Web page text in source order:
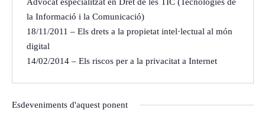
la Informació i la Comunicació)
18/11/2011 – Els drets a la propietat intel·lectual al món
digital
14/02/2014 – Els riscos per a la privacitat a Internet
Esdeveniments d'aquest ponent